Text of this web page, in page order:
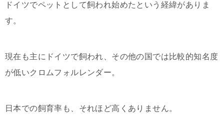
ドイツでペットとして飼われ始めたという経緯がありま
す。
現在も主にドイツで飼われ、その他の国では比較的知名度
が低いクロムフォルレンダー。
日本での飼育率も、それほど高くありません。